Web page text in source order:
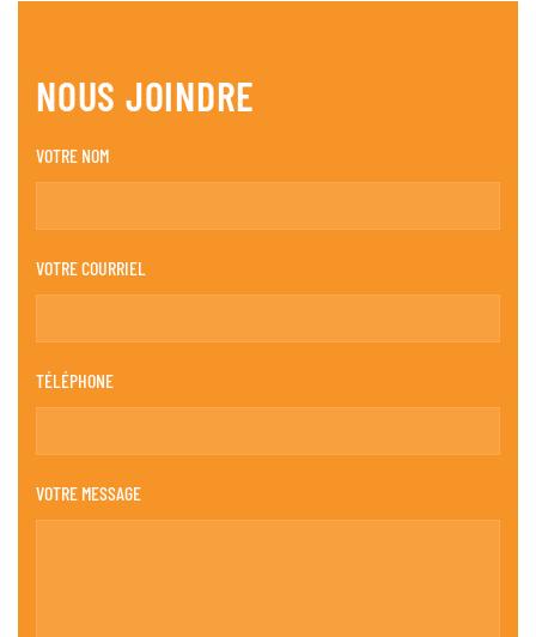
NOUS JOINDRE
VOTRE NOM
VOTRE COURRIEL
TÉLÉPHONE
VOTRE MESSAGE